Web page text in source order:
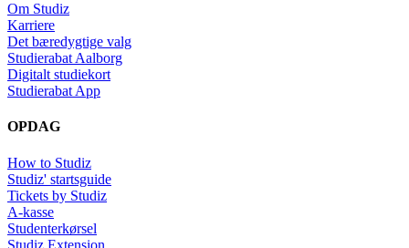
Om Studiz
Karriere
Det bæredygtige valg
Studierabat Aalborg
Digitalt studiekort
Studierabat App
OPDAG
How to Studiz
Studiz' startsguide
Tickets by Studiz
A-kasse
Studenterkørsel
Studiz Extension